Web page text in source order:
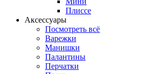
Плиссе
Аксессуары
Посмотреть всё
Варежки
Манишки
Палантины
Перчатки